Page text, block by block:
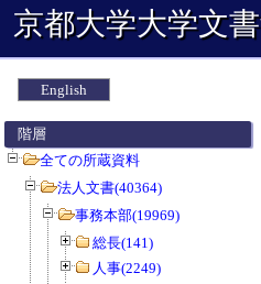
京都大学大学文
English
階層
全ての所蔵資料
法人文書(40364)
事務本部(19969)
総長(141)
人事(2249)